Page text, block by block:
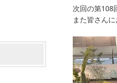
次回の第108
また皆さん